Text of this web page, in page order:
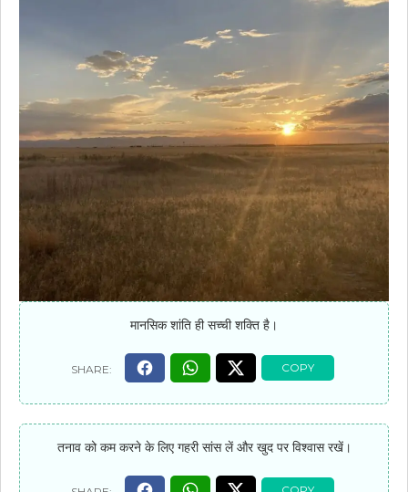
मानसिक शांति ही सच्ची शक्ति है।
तनाव को कम करने के लिए गहरी सांस लें और खुद पर विश्वास रखें।